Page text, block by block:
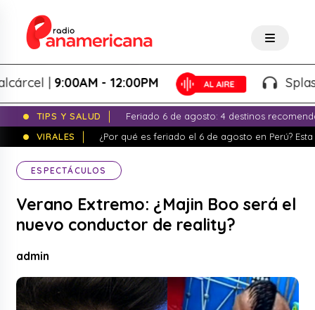
|9:00AM - 12:00PM Splash! -
TIPS Y SALUD
Feriado 6 de agosto: 4 destinos
VIRALES
¿Por qué es feriado el 6 de agosto en Perú?
ESPECTÁCULOS
Verano Extremo: ¿Majin Boo será el
nuevo conductor de reality?
admin